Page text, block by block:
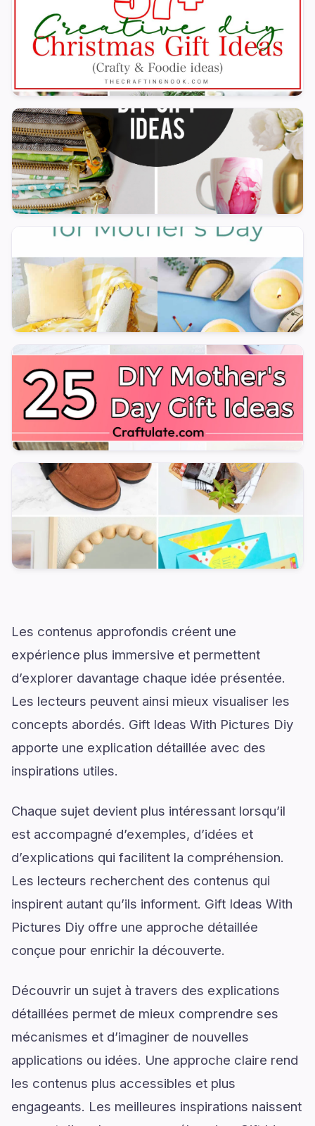
Les contenus approfondis créent une
expérience plus immersive et permettent
d’explorer davantage chaque idée présentée.
Les lecteurs peuvent ainsi mieux visualiser les
concepts abordés. Gift Ideas With Pictures Diy
apporte une explication détaillée avec des
inspirations utiles.
Chaque sujet devient plus intéressant lorsqu’il
est accompagné d’exemples, d’idées et
d’explications qui facilitent la compréhension.
Les lecteurs recherchent des contenus qui
inspirent autant qu’ils informent. Gift Ideas With
Pictures Diy offre une approche détaillée
conçue pour enrichir la découverte.
Découvrir un sujet à travers des explications
détaillées permet de mieux comprendre ses
mécanismes et d’imaginer de nouvelles
applications ou idées. Une approche claire rend
les contenus plus accessibles et plus
engageants. Les meilleures inspirations naissent